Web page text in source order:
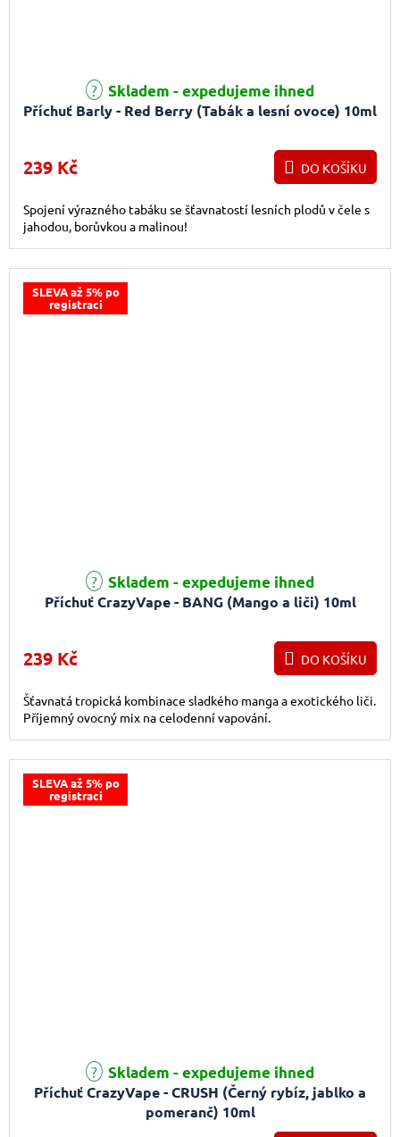
Příchuť Barly - Red Berry (Tabák a lesní ovoce) 10ml
Skladem - expedujeme ihned
239 Kč DO KOŠÍKU
Spojení výrazného tabáku se šťavnatostí lesních plodů v čele s
jahodou, borůvkou a malinou!
SLEVA až 5% po
registraci
Příchuť CrazyVape - BANG (Mango a liči) 10ml
Skladem - expedujeme ihned
239 Kč DO KOŠÍKU
Šťavnatá tropická kombinace sladkého manga a exotického liči.
Příjemný ovocný mix na celodenní vapování.
SLEVA až 5% po
registraci
Příchuť CrazyVape - CRUSH (Černý rybíz, jablko a
pomeranč) 10ml
Skladem - expedujeme ihned